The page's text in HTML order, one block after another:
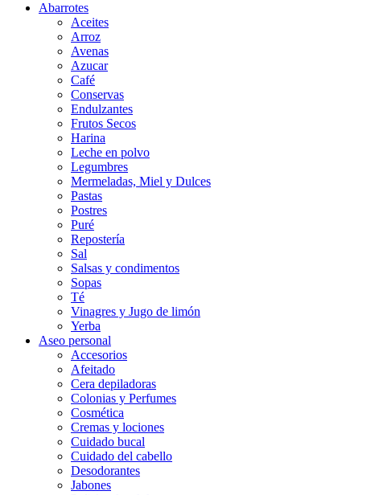
Abarrotes
Aceites
Arroz
Avenas
Azucar
Café
Conservas
Endulzantes
Frutos Secos
Harina
Leche en polvo
Legumbres
Mermeladas, Miel y Dulces
Pastas
Postres
Puré
Repostería
Sal
Salsas y condimentos
Sopas
Té
Vinagres y Jugo de limón
Yerba
Aseo personal
Accesorios
Afeitado
Cera depiladoras
Colonias y Perfumes
Cosmética
Cremas y lociones
Cuidado bucal
Cuidado del cabello
Desodorantes
Jabones